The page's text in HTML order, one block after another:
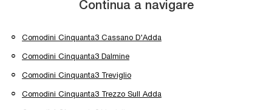
Continua a navigare
Comodini Cinquanta3 Cassano D'Adda
Comodini Cinquanta3 Dalmine
Comodini Cinquanta3 Treviglio
Comodini Cinquanta3 Trezzo Sull Adda